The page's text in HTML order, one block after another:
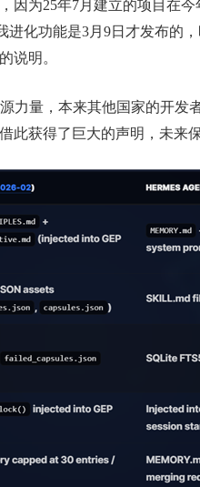
因为25年7月建立的项目在
进化功能是3月9日才发布的
说明。
力量，本来其他国家的开发
此获得了巨大的声明，未来